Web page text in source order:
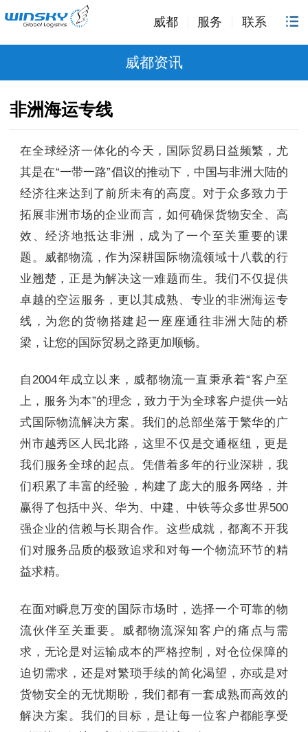
威都 服务 联系
威都资讯
非洲海运专线
在全球经济一体化的今天，国际贸易日益频繁，尤
其是在“一带一路”倡议的推动下，中国与非洲大陆的
经济往来达到了前所未有的高度。对于众多致力于
拓展非洲市场的企业而言，如何确保货物安全、高
效、经济地抵达非洲，成为了一个至关重要的课
题。威都物流，作为深耕国际物流领域十八载的行
业翘楚，正是为解决这一难题而生。我们不仅提供
卓越的空运服务，更以其成熟、专业的非洲海运专
线，为您的货物搭建起一座座通往非洲大陆的桥
梁，让您的国际贸易之路更加顺畅。
自2004年成立以来，威都物流一直秉承着“客户至
上，服务为本”的理念，致力于为全球客户提供一站
式国际物流解决方案。我们的总部坐落于繁华的广
州市越秀区人民北路，这里不仅是交通枢纽，更是
我们服务全球的起点。凭借着多年的行业深耕，我
们积累了丰富的经验，构建了庞大的服务网络，并
赢得了包括中兴、华为、中建、中铁等众多世界500
强企业的信赖与长期合作。这些成就，都离不开我
们对服务品质的极致追求和对每一个物流环节的精
益求精。
在面对瞬息万变的国际市场时，选择一个可靠的物
流伙伴至关重要。威都物流深知客户的痛点与需
求，无论是对运输成本的严格控制，对仓位保障的
迫切需求，还是对繁琐手续的简化渴望，亦或是对
货物安全的无忧期盼，我们都有一套成熟而高效的
解决方案。我们的目标，是让每一位客户都能享受